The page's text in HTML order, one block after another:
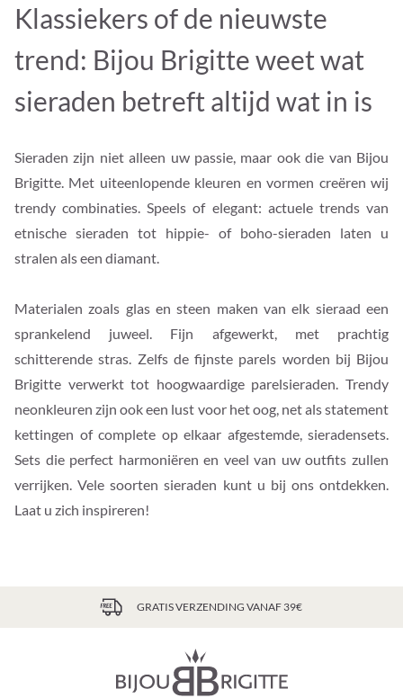
Klassiekers of de nieuwste
trend: Bijou Brigitte weet wat
sieraden betreft altijd wat in is
Sieraden zijn niet alleen uw passie, maar ook die van Bijou
Brigitte. Met uiteenlopende kleuren en vormen creëren wij
trendy combinaties. Speels of elegant: actuele trends van
etnische sieraden tot hippie- of boho-sieraden laten u
stralen als een diamant.
Materialen zoals glas en steen maken van elk sieraad een
sprankelend juweel. Fijn afgewerkt, met prachtig
schitterende stras. Zelfs de fijnste parels worden bij Bijou
Brigitte verwerkt tot hoogwaardige parelsieraden. Trendy
neonkleuren zijn ook een lust voor het oog, net als statement
kettingen of complete op elkaar afgestemde, sieradensets.
Sets die perfect harmoniëren en veel van uw outfits zullen
verrijken. Vele soorten sieraden kunt u bij ons ontdekken.
Laat u zich inspireren!
GRATIS VERZENDING VANAF 39€